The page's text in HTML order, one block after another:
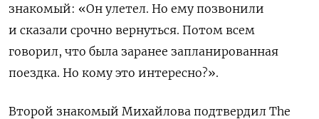
знакомый: «Он улетел. Но ему позвонили
и сказали срочно вернуться. Потом всем
говорил, что была заранее запланированная
поездка. Но кому это интересно?».
Второй знакомый Михайлова подтвердил The